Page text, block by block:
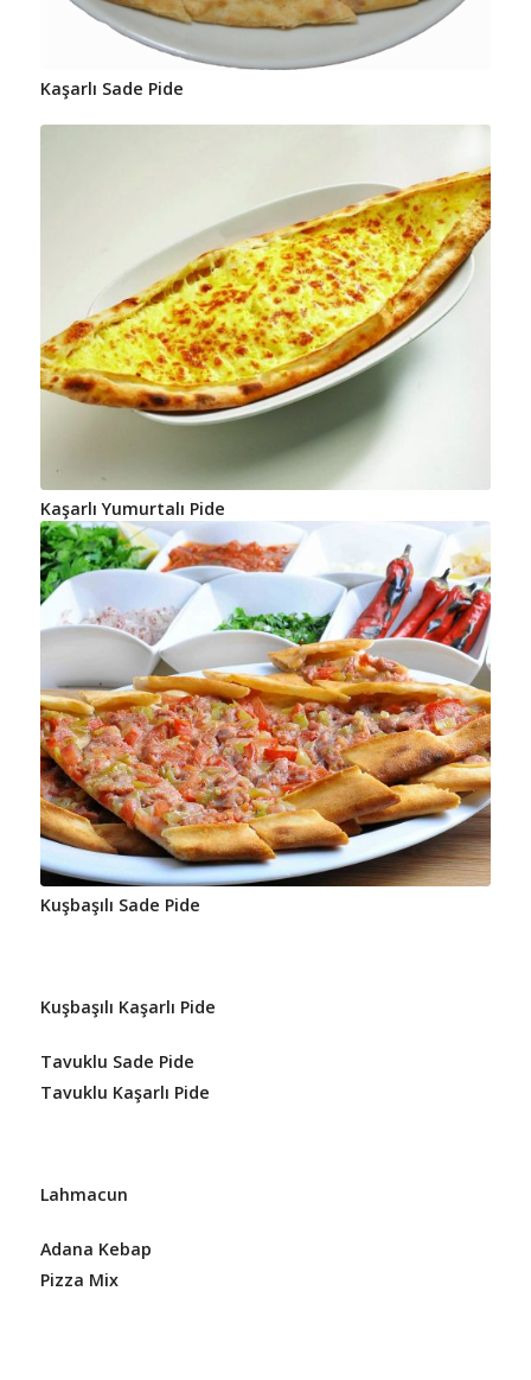
Kaşarlı Sade Pide
Kaşarlı Yumurtalı Pide
Kuşbaşılı Sade Pide
Kuşbaşılı Kaşarlı Pide
Tavuklu Sade Pide
Tavuklu Kaşarlı Pide
Lahmacun
Adana Kebap
Pizza Mix